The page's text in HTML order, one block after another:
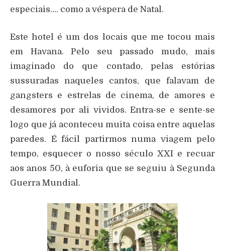
especiais…. como a véspera de Natal.
Este hotel é um dos locais que me tocou mais
em Havana. Pelo seu passado mudo, mais
imaginado do que contado, pelas estórias
sussuradas naqueles cantos, que falavam de
gangsters e estrelas de cinema, de amores e
desamores por ali vividos. Entra-se e sente-se
logo que já aconteceu muita coisa entre aquelas
paredes. É fácil partirmos numa viagem pelo
tempo, esquecer o nosso século XXI e recuar
aos anos 50, à euforia que se seguiu à Segunda
Guerra Mundial.